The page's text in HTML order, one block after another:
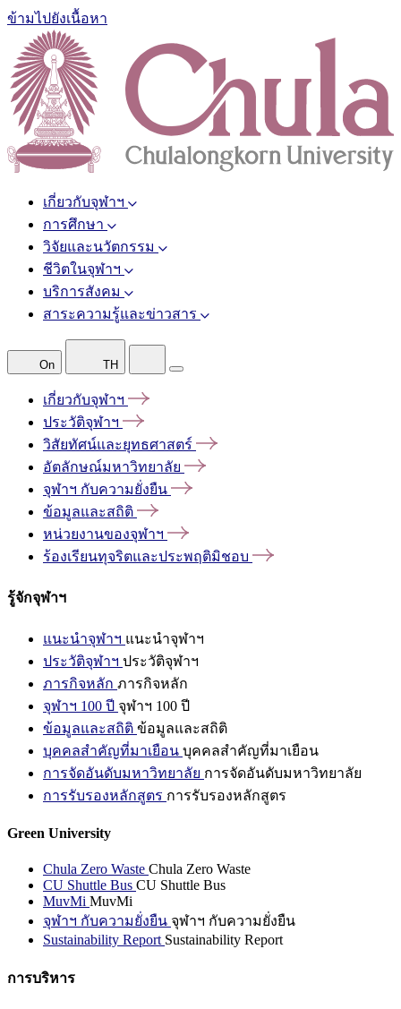
ข้ามไปยังเนื้อหา
เกี่ยวกับจุฬาฯ
การศึกษา
วิจัยและนวัตกรรม
ชีวิตในจุฬาฯ
บริการสังคม
สาระความรู้และข่าวสาร
On TH
เกี่ยวกับจุฬาฯ
ประวัติจุฬาฯ
วิสัยทัศน์และยุทธศาสตร์
อัตลักษณ์มหาวิทยาลัย
จุฬาฯ กับความยั่งยืน
ข้อมูลและสถิติ
หน่วยงานของจุฬาฯ
ร้องเรียนทุจริตและประพฤติมิชอบ
รู้จักจุฬาฯ
แนะนำจุฬาฯ แนะนำจุฬาฯ
ประวัติจุฬาฯ ประวัติจุฬาฯ
ภารกิจหลัก ภารกิจหลัก
จุฬาฯ 100 ปี จุฬาฯ 100 ปี
ข้อมูลและสถิติ ข้อมูลและสถิติ
บุคคลสำคัญที่มาเยือน บุคคลสำคัญที่มาเยือน
การจัดอันดับมหาวิทยาลัย การจัดอันดับมหาวิทยาลัย
การรับรองหลักสูตร การรับรองหลักสูตร
Green University
Chula Zero Waste Chula Zero Waste
CU Shuttle Bus CU Shuttle Bus
MuvMi MuvMi
จุฬาฯ กับความยั่งยืน จุฬาฯ กับความยั่งยืน
Sustainability Report Sustainability Report
การบริหาร